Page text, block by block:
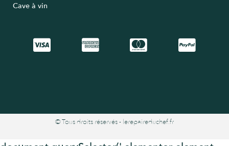
Cave à vin
© Tous droits réservés - lerepaireduchef.fr